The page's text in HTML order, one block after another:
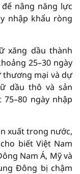
nâng năng lực
nhập khẩu ròng
xăng dầu thành
25–30 ngày
thương mại và dự
dầu thô và sản
ngày nhập
xuất trong nước,
biết Việt Nam
Nam Á, Mỹ và
Đông bị chậm